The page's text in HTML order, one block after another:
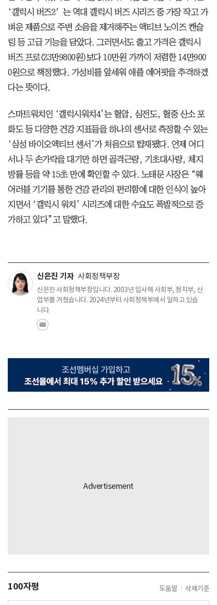
‘갤럭시 버즈2′는 역대 갤럭시 버즈 시리즈 중 가장 작고 가
벼운 제품으로 주변 소음을 제거해주는 액티브 노이즈 캔슬
링 등 고급 기능을 담았다. 그러면서도 출고 가격은 갤럭시
버즈 프로(23만9800원)보다 10만원 가까이 저렴한 14만900
0원으로 책정했다. 가성비를 앞세워 애플 에어팟을 추격하겠
다는 뜻이다.
스마트워치인 ‘갤럭시워치4’는 혈압, 심전도, 혈중 산소 포
화도 등 다양한 건강 지표들을 하나의 센서로 측정할 수 있는
‘삼성 바이오액티브 센서’가 처음으로 탑재됐다. 언제 어디
서나 두 손가락을 대기만 하면 골격근량, 기초대사량, 체지
방률 등을 약 15초 만에 확인할 수 있다. 노태문 사장은 “웨
어러블 기기를 통한 건강 관리의 편리함에 대한 인식이 높아
지면서 ‘갤럭시 워치’ 시리즈에 대한 수요도 폭발적으로 증
가하고 있다”고 말했다.
신은진 기자 사회정책부장
신은진 사회정책부장입니다. 2003년 입사해 사회부, 정치부, 산
업부를 거쳤습니다. 2024년부터 사회정책부에서 일하고 있습
니다.
100자평 도움말 삭제기준